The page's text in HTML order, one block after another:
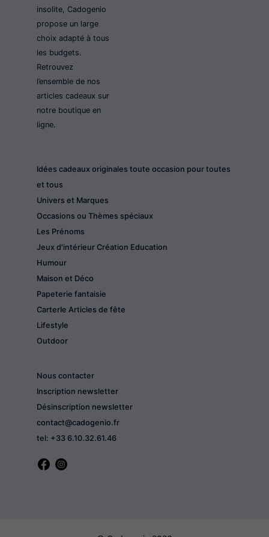
insolite, Cadogenio
propose un large
choix adapté à tous
les budgets.
Retrouvez
l’ensemble de nos
articles cadeaux sur
notre boutique en
ligne.
Idées cadeaux originales toute occasion pour toutes
et tous
Univers et Marques
Occasions ou Thèmes spéciaux
Les Prénoms
Jeux d'intérieur Création Education
Humour
Maison et Déco
Papeterie fantaisie
CarterIe Articles de fête
Lifestyle
Outdoor
Nous contacter
Inscription newsletter
Désinscription newsletter
contact@cadogenio.fr
tel: +33 6.10.32.61.46